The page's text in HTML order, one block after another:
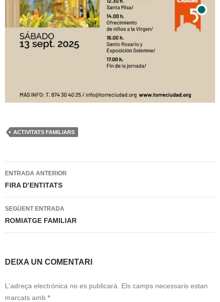
ACTIVITATS FAMILIARS
Navegació
per
les
entrades
ENTRADA ANTERIOR
FIRA D’ENTITATS
SEGÜENT ENTRADA
ROMIATGE FAMILIAR
DEIXA UN COMENTARI
L'adreça electrònica no es publicarà.
Els camps necessaris estan
marcats amb *